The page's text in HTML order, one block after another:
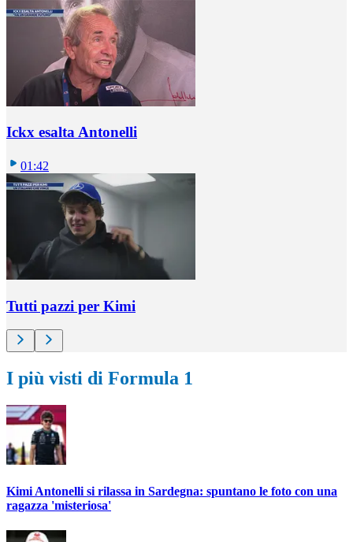
Ickx esalta Antonelli
01:42
Tutti pazzi per Kimi
I più visti di Formula 1
Kimi Antonelli si rilassa in Sardegna: spuntano le foto con una
ragazza 'misteriosa'